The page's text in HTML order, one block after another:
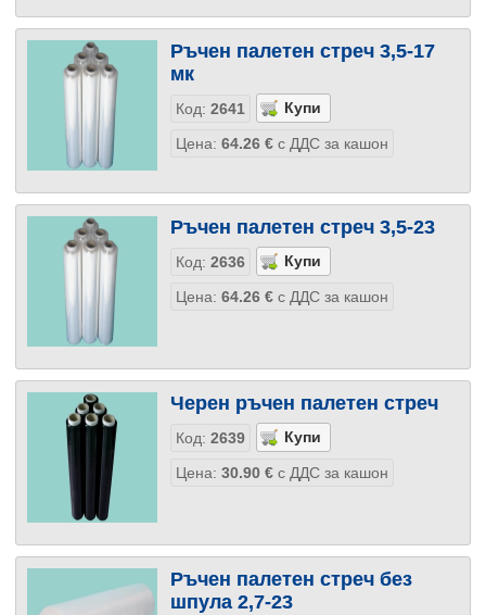
Ръчен палетен стреч 3,5-17
мк
Код: 2641
Цена: 64.26 €с ДДС за кашон
Ръчен палетен стреч 3,5-23
Код: 2636
Цена: 64.26 €с ДДС за кашон
Черен ръчен палетен стреч
Код: 2639
Цена: 30.90 €с ДДС за кашон
Ръчен палетен стреч без
шпула 2,7-23